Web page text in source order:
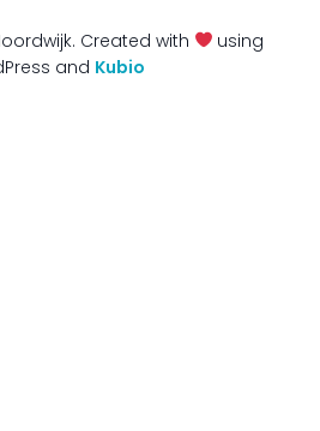
Created with
using
and Kubio